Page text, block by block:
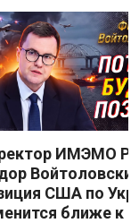
ИМЭМО
США по
ближе к